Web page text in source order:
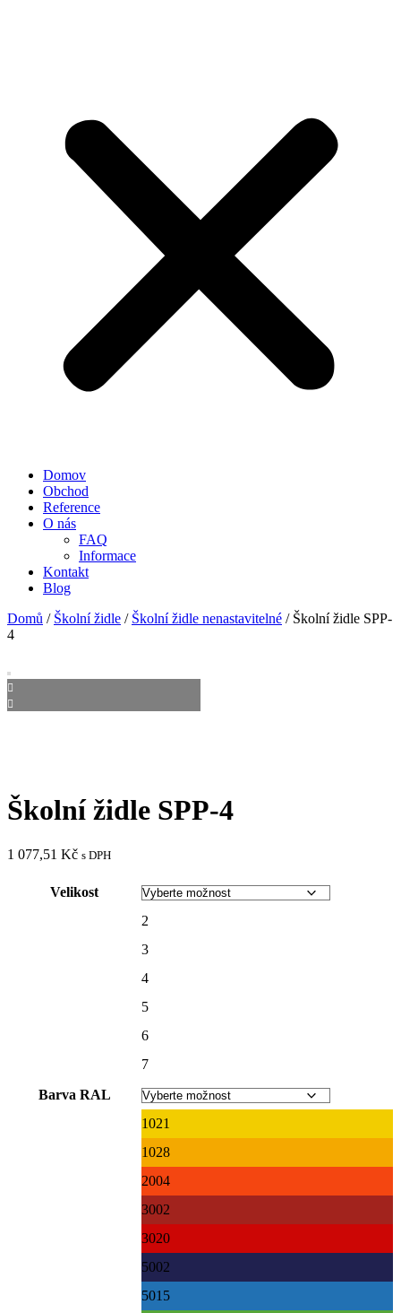
Domov
Obchod
Reference
O nás
FAQ
Informace
Kontakt
Blog
Domů / Školní židle / Školní židle nenastavitelné / Školní židle SPP-
4
Školní židle SPP-4
1 077,51 Kč s DPH
Velikost
2
3
4
5
6
7
Barva RAL
1021
1028
2004
3002
3020
5002
5015